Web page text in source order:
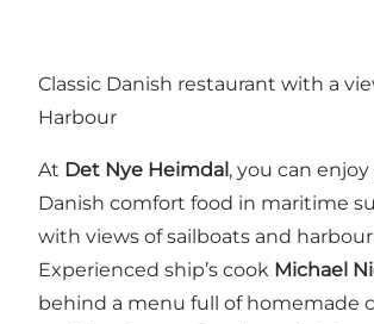
Classic Danish restaurant with a
Harbour
At Det Nye Heimdal , you can
Danish comfort food in maritime
with views of sailboats and harbour
Experienced ship’s cook Michael
behind a menu full of homemade